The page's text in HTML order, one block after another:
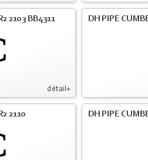
détail+
2103 BB4311 DH PIPE
2110 DH PIPE